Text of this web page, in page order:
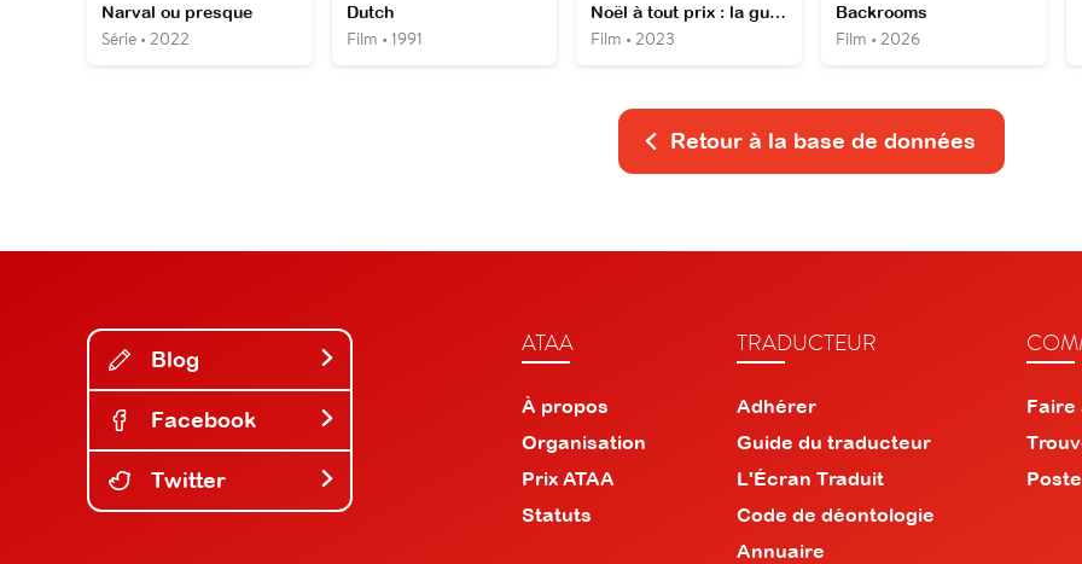
Narval ou presque
Série • 2022
Dutch
Film • 1991
Noël à tout prix : la guerre des sapins
Film • 2023
Backrooms
Film • 2026
Retour à la base de données
Blog
Facebook
Twitter
ATAA
À propos
Organisation
Prix ATAA
Statuts
TRADUCTEUR
Adhérer
Guide du traducteur
L'Écran Traduit
Code de déontologie
Annuaire